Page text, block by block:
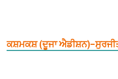
ਕਸ਼ਮਕਸ਼ (ਦੂਜਾ